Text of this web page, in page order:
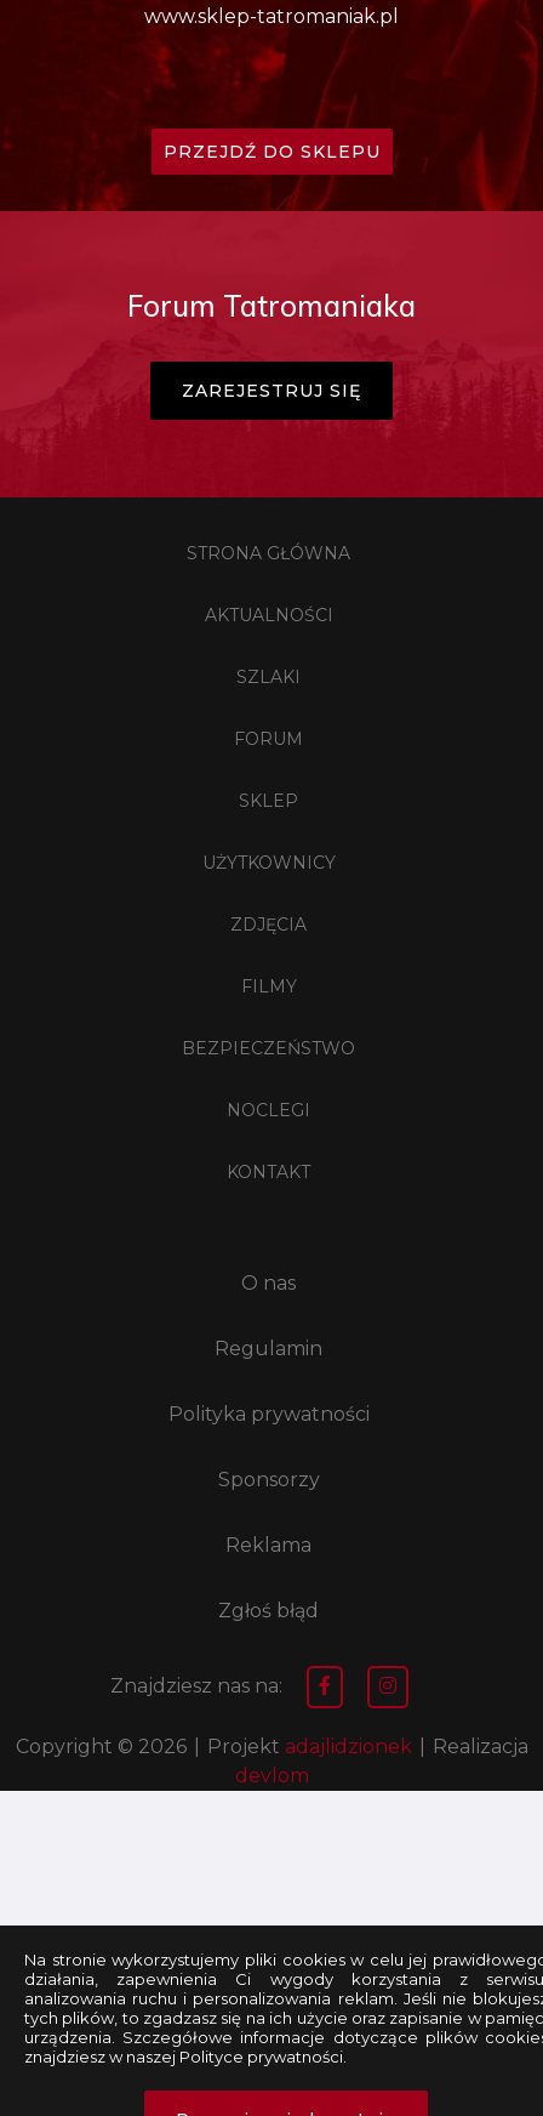
www.sklep-tatromaniak.pl
PRZEJDŹ DO SKLEPU
Forum Tatromaniaka
ZAREJESTRUJ SIĘ
STRONA GŁÓWNA
AKTUALNOŚCI
SZLAKI
FORUM
SKLEP
UŻYTKOWNICY
ZDJĘCIA
FILMY
BEZPIECZEŃSTWO
NOCLEGI
KONTAKT
O nas
Regulamin
Polityka prywatności
Sponsorzy
Reklama
Zgłoś błąd
Znajdziesz nas na:
Copyright © 2026 Projekt adajlidzionek
Realizacja
devlom
Na stronie wykorzystujemy pliki cookies w celu jej
działania, zapewnienia Ci wygody korzystania z
analizowania ruchu i personalizowania reklam. Jeśli nie
tych plików, to zgadzasz się na ich użycie oraz zapisanie w
urządzenia. Szczegółowe informacje dotyczące plików
znajdziesz w naszej Polityce prywatności.